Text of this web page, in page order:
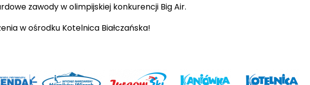
zawody w olimpijskiej konkurencji Big Air.
w ośrodku Kotelnica Białczańska!